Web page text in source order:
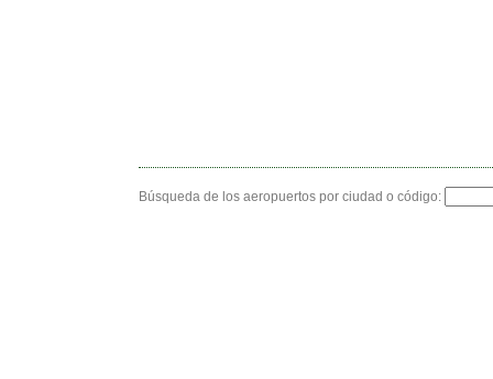
Búsqueda de los aeropuertos por ciudad o código: